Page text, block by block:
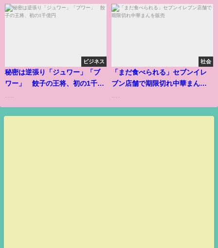
ビジネス
秘密は逆張り「ジュワー」「ブ
ワー」 餃子の王将、初の1千億
......
社会
「まだ食べられる」セブンイレ
ブン店舗で期限切れ中華まんを
......